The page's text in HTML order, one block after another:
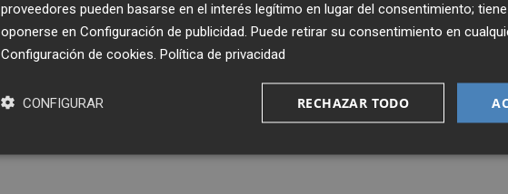
Recibe toda la actualidad de
Plaza Podcast en tu correo
proveedores pueden basarse en el interés legítimo en lugar del consentimiento;
oponerse en Configuración de publicidad . Puede retirar su consentimiento en
Configuración de cookies Política de privacidad
RECHAZAR TODO
CONFIGURAR